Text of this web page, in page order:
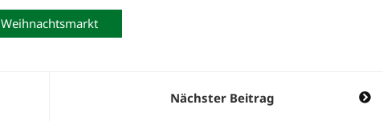
Weihnachtsmarkt
Nächster Beitrag